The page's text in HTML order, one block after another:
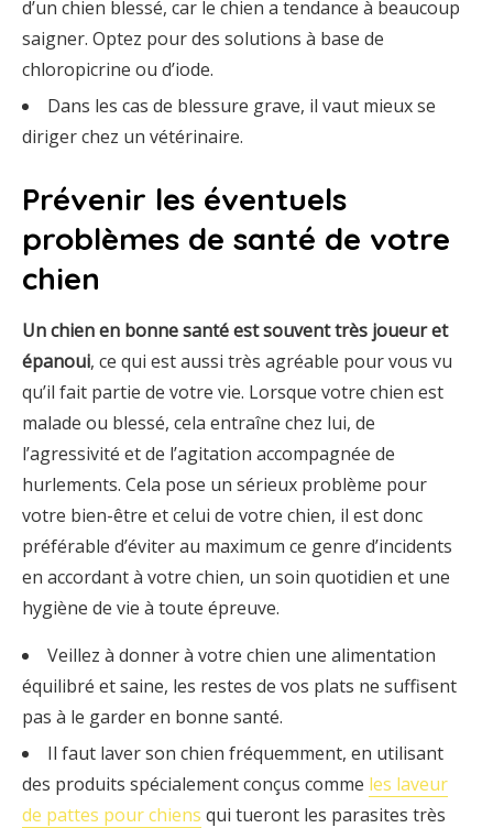
d’un chien blessé, car le chien a tendance à beaucoup
saigner. Optez pour des solutions à base de
chloropicrine ou d’iode.
Dans les cas de blessure grave, il vaut mieux se
diriger chez un vétérinaire.
Prévenir les éventuels
problèmes de santé de votre
chien
Un chien en bonne santé est souvent très joueur et
épanoui, ce qui est aussi très agréable pour vous vu
qu’il fait partie de votre vie. Lorsque votre chien est
malade ou blessé, cela entraîne chez lui, de
l’agressivité et de l’agitation accompagnée de
hurlements. Cela pose un sérieux problème pour
votre bien-être et celui de votre chien, il est donc
préférable d’éviter au maximum ce genre d’incidents
en accordant à votre chien, un soin quotidien et une
hygiène de vie à toute épreuve.
Veillez à donner à votre chien une alimentation
équilibré et saine, les restes de vos plats ne suffisent
pas à le garder en bonne santé.
Il faut laver son chien fréquemment, en utilisant
des produits spécialement conçus comme les laveur
de pattes pour chiens qui tueront les parasites très